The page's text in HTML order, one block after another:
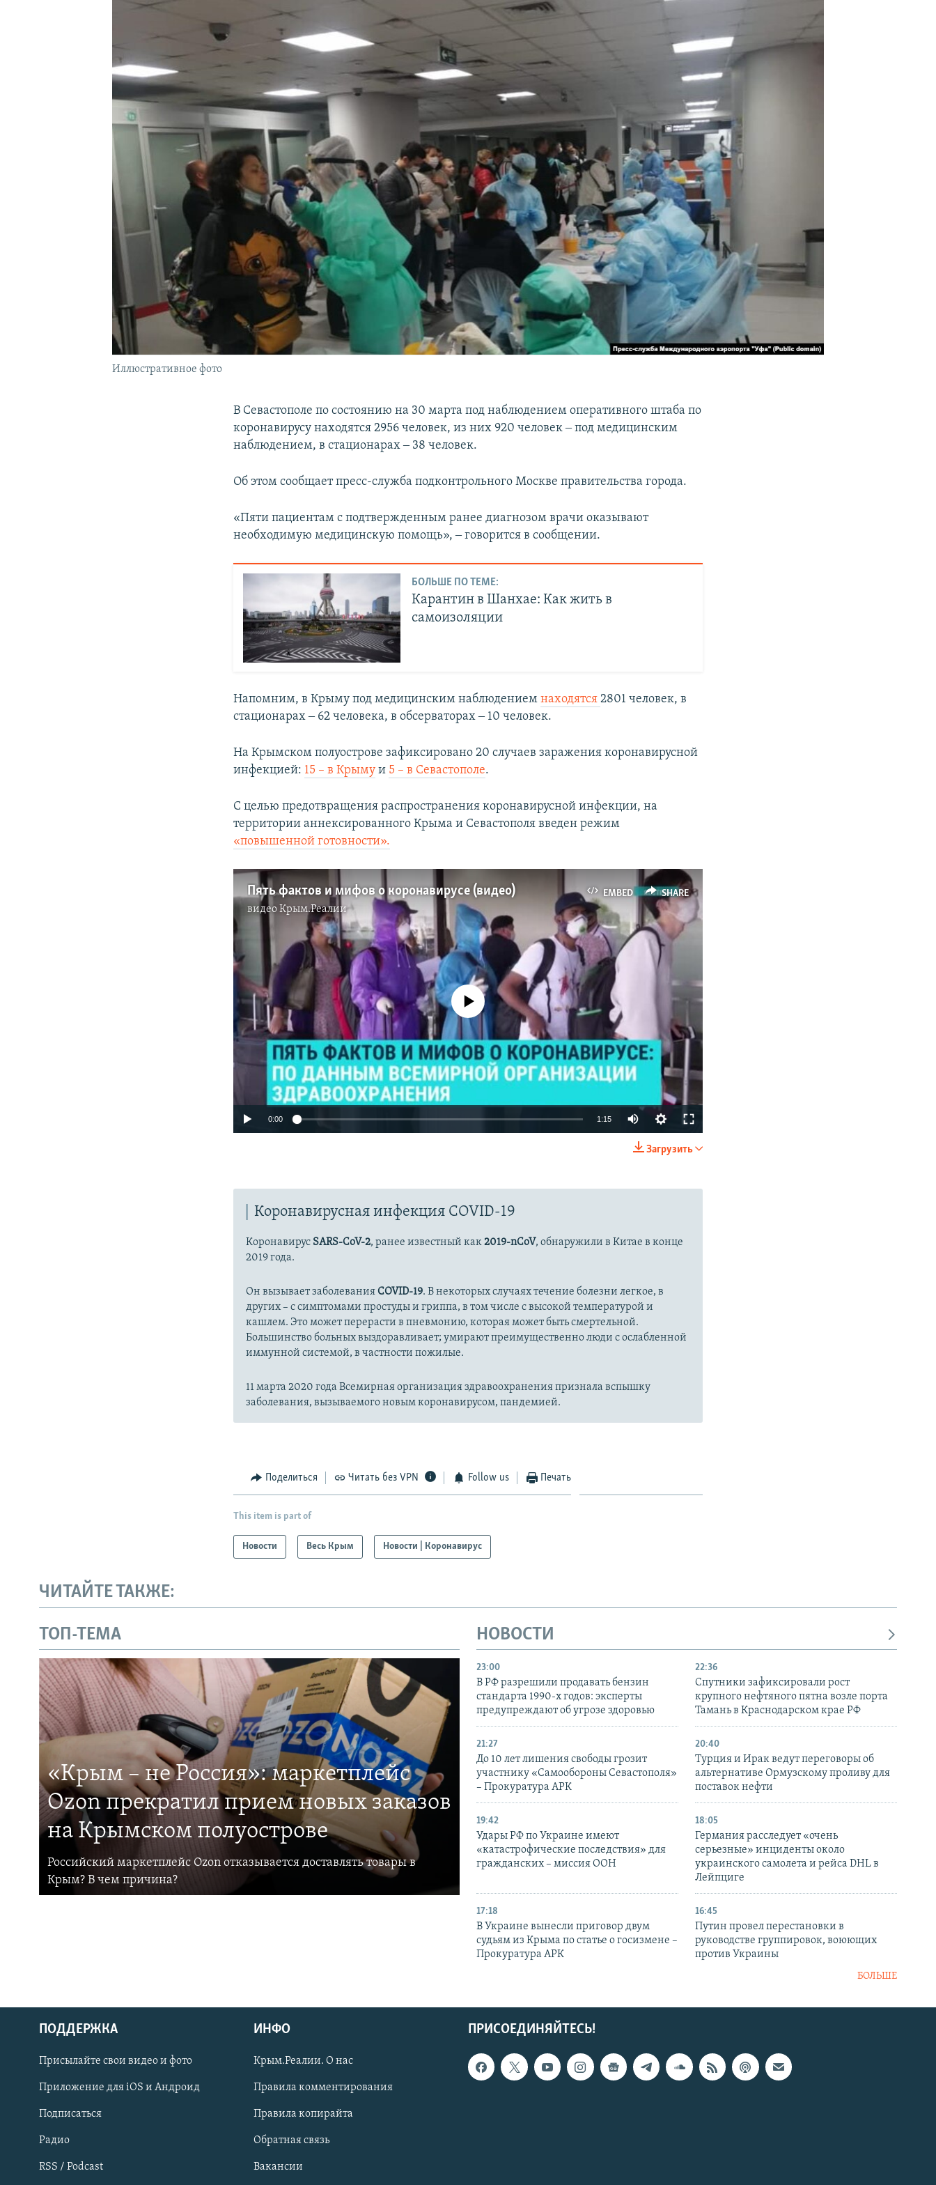
УКРАИНСКАЯ ПРОБЛЕМА КРЫМА
Українською
Qırımtatar
ПРИСОЕДИНЯЙТЕСЬ!
Иллюстративное фото
В Севастополе по состоянию на 30 марта под наблюдением оперативного штаба по
коронавирусу находятся 2956 человек, из них 920 человек ‒ под медицинским
наблюдением, в стационарах ‒ 38 человек.
Об этом сообщает пресс-служба подконтрольного Москве правительства города.
«Пяти пациентам с подтвержденным ранее диагнозом врачи оказывают
необходимую медицинскую помощь», ‒ говорится в сообщении.
БОЛЬШЕ ПО ТЕМЕ:
Карантин в Шанхае: Как жить в
самоизоляции
Напомним, в Крыму под медицинским наблюдениемнаходятся2801 человек, в
стационарах ‒ 62 человека, в обсерваторах ‒ 10 человек.
На Крымском полуострове зафиксировано 20 случаев заражения коронавирусной
инфекцией: 15 – в Крыму и 5 – в Севастополе.
С целью предотвращения распространения коронавирусной инфекции, на
территории аннексированного Крыма и Севастополя введен режим
«повышенной готовности».
EMBED SHARE
Пять фактов и мифов о коронавирусе (видео)
видеоКрым.Реалии
SHARE
Auto 360p 404p
No media source currently available
0:00 1:15
270p
404p
Загрузить
Коронавирусная инфекция COVID-19
Коронавирус SARS-CoV-2, ранее известный как2019-nCoV, обнаружили в Китае в конце
2019 года.
Он вызывает заболеванияCOVID-19. В некоторых случаях течение болезни легкое, в
других – с симптомами простуды и гриппа, в том числе с высокой температурой и
кашлем. Это может перерасти в пневмонию, которая может быть смертельной.
Большинство больных выздоравливает; умирают преимущественно люди с ослабленной
иммунной системой, в частности пожилые.
11 марта 2020 года Всемирная организация здравоохранения признала вспышку
заболевания, вызываемого новым коронавирусом, пандемией.
Поделиться Читать без VPN Follow us Печать
This item is part of
Новости Весь Крым Новости | Коронавирус
ЧИТАЙТЕ ТАКЖЕ:
ТОП-ТЕМА
«Крым – не Россия»: маркетплейс
Ozon прекратил прием новых заказов
на Крымском полуострове
Российский маркетплейс Ozon отказывается доставлять товары в
Крым? В чем причина?
НОВОСТИ
23:00
В РФ разрешили продавать бензин
стандарта 1990-х годов: эксперты
предупреждают об угрозе здоровью
22:36
Спутники зафиксировали рост
крупного нефтяного пятна возле порта
Тамань в Краснодарском крае РФ
21:27
До 10 лет лишения свободы грозит
участнику «Самообороны Севастополя»
– Прокуратура АРК
20:40
Турция и Ирак ведут переговоры об
альтернативе Ормузскому проливу для
поставок нефти
19:42
Удары РФ по Украине имеют
«катастрофические последствия» для
гражданских – миссия ООН
18:05
Германия расследует «очень
серьезные» инциденты около
украинского самолета и рейса DHL в
Лейпциге
17:18
В Украине вынесли приговор двум
судьям из Крыма по статье о госизмене –
Прокуратура АРК
16:45
Путин провел перестановки в
руководстве группировок, воюющих
против Украины
БОЛЬШЕ
ПРИСОЕДИНЯЙТЕСЬ!
ПОДДЕРЖКА
Присылайте свои видео и фото
Приложение для iOS и Андроид
Подписаться
Радио
RSS / Podcast
ИНФО
Крым.Реалии. О нас
Правила комментирования
Правила копирайта
Обратная связь
Вакансии